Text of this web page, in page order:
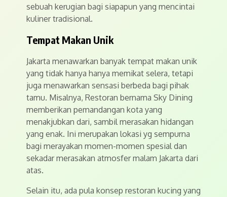
sebuah kerugian bagi siapapun yang mencintai
kuliner tradisional.
Tempat Makan Unik
Jakarta menawarkan banyak tempat makan unik
yang tidak hanya hanya memikat selera, tetapi
juga menawarkan sensasi berbeda bagi pihak
tamu. Misalnya, Restoran bernama Sky Dining
memberikan pemandangan kota yang
menakjubkan dari, sambil merasakan hidangan
yang enak. Ini merupakan lokasi yg sempurna
bagi merayakan momen-momen spesial dan
sekadar merasakan atmosfer malam Jakarta dari
atas.
Selain itu, ada pula konsep restoran kucing yang